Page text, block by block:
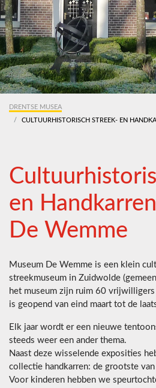
DRENTSE MUSEA
CULTUURHISTORISCH STREEK- EN
en
De Wemme
Museum De Wemme is een klein
streekmuseum in Zuidwolde
het museum zijn ruim 60
is geopend van eind maart tot de
Elk jaar wordt er een nieuwe
steeds weer een ander thema.
Naast deze wisselende exposities
collectie handkarren: de grootste van
Voor kinderen hebben we